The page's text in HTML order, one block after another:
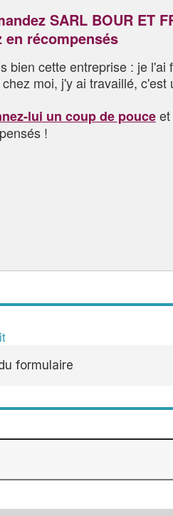
SARL BOUR ET
en récompensés
bien cette entreprise : je l'ai
moi, j'y ai travaillé, c'est
lui un coup de pouce
!
formulaire